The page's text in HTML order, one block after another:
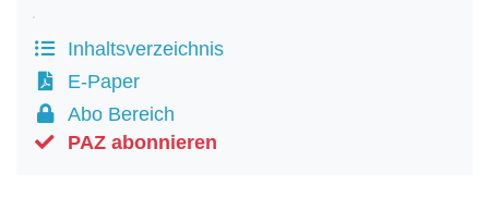
Inhaltsverzeichnis
E-Paper
Abo Bereich
PAZ abonnieren